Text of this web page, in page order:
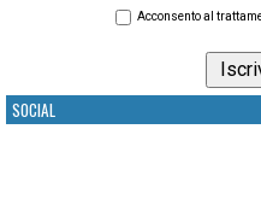
Acconsento al
SOCIAL